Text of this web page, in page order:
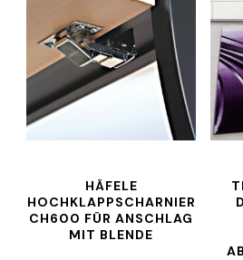
HÄFELE
HOCHKLAPPSCHARNIER
CH600 FÜR ANSCHLAG
MIT BLENDE